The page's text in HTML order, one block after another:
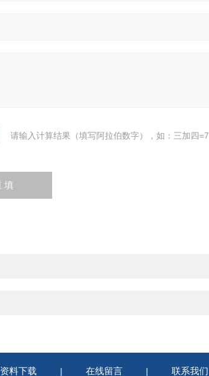
请输入计算结果（填写阿拉伯数字），如：三加四=7
资料下载 | 在线留言 | 联系我们